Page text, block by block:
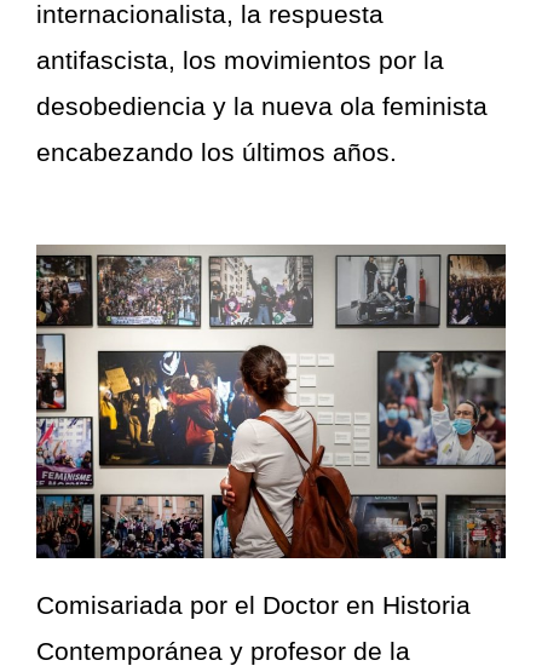
internacionalista, la respuesta
antifascista, los movimientos por la
desobediencia y la nueva ola feminista
encabezando los últimos años.
Comisariada por el Doctor en Historia
Contemporánea y profesor de la